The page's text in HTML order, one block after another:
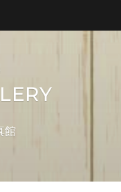
館